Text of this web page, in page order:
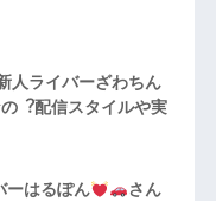
人ライバーざわちん
︖配信スタイルや実
ーはるぽん
さん